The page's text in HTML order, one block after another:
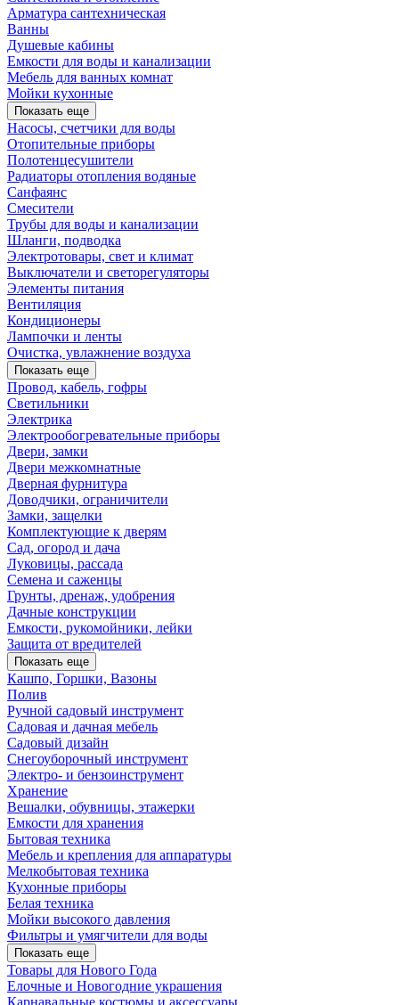
Арматура сантехническая
Ванны
Душевые кабины
Емкости для воды и канализации
Мебель для ванных комнат
Мойки кухонные
Показать еще
Насосы, счетчики для воды
Отопительные приборы
Полотенцесушители
Радиаторы отопления водяные
Санфаянс
Смесители
Трубы для воды и канализации
Шланги, подводка
Электротовары, свет и климат
Выключатели и светорегуляторы
Элементы питания
Вентиляция
Кондиционеры
Лампочки и ленты
Очистка, увлажнение воздуха
Показать еще
Провод, кабель, гофры
Светильники
Электрика
Электрообогревательные приборы
Двери, замки
Двери межкомнатные
Дверная фурнитура
Доводчики, ограничители
Замки, защелки
Комплектующие к дверям
Сад, огород и дача
Луковицы, рассада
Семена и саженцы
Грунты, дренаж, удобрения
Дачные конструкции
Емкости, рукомойники, лейки
Защита от вредителей
Показать еще
Кашпо, Горшки, Вазоны
Полив
Ручной садовый инструмент
Садовая и дачная мебель
Садовый дизайн
Снегоуборочный инструмент
Электро- и бензоинструмент
Хранение
Вешалки, обувницы, этажерки
Емкости для хранения
Бытовая техника
Мебель и крепления для аппаратуры
Мелкобытовая техника
Кухонные приборы
Белая техника
Мойки высокого давления
Фильтры и умягчители для воды
Показать еще
Товары для Нового Года
Елочные и Новогодние украшения
Карнавальные костюмы и аксессуары